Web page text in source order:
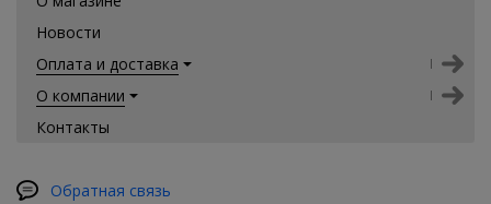
Новости
Оплата и доставка
О компании
Контакты
Обратная связь